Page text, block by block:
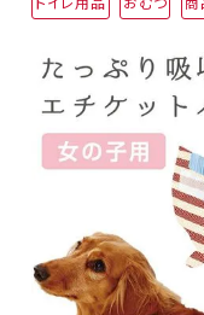
ベッド・ハウ
食器・給水器
しつけ用品
サークル・
防虫用品
引っ張って遊ぶ
またたび・元気草
オンライン